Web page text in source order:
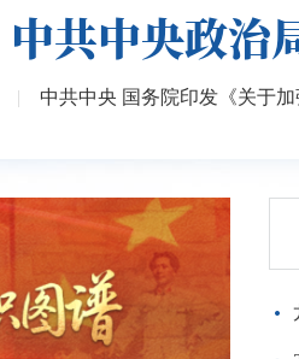
中共中央政治
|